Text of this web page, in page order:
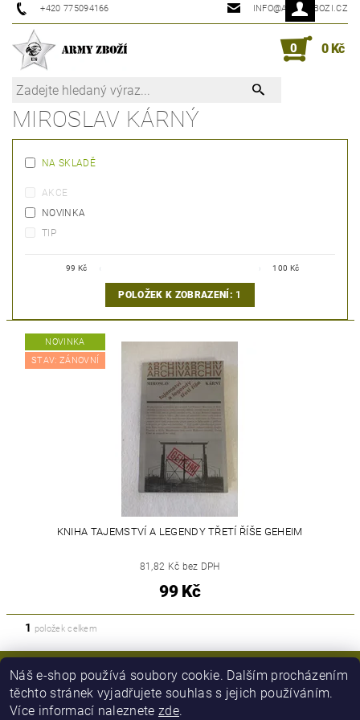
+420 775094166 INFO@ARMYZBOZI.CZ
0 0 Kč
MIROSLAV KÁRNÝ
NA SKLADĚ
AKCE
NOVINKA
TIP
99 Kč 100 Kč
POLOŽEK K ZOBRAZENÍ: 1
NOVINKA
STAV: ZÁNOVNÍ
KNIHA TAJEMSTVÍ A LEGENDY TŘETÍ ŘÍŠE GEHEIM
81,82 Kč bez DPH
99 Kč
1 položek celkem
Náš e-shop používá soubory cookie. Dalším procházením
těchto stránek vyjadřujete souhlas s jejich používáním.
Více informací naleznetezde.